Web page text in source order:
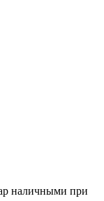
наличными при